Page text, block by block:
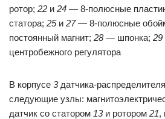
ротор; 22 и 24 — 8-полюсные
статора; 25и 27— 8-полюсные
постоянный магнит; 28— шпонка; 29
центробежного регулятора
В корпусе 3датчика-
следующие узлы:
датчик со статором 13и ротором 21,